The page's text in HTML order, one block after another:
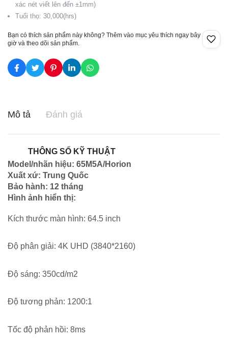
xác nét viết lên đến ±1mm)
Tuổi thọ: 30,000(hrs)
Bạn có thích sản phẩm này không? Thêm vào mục yêu thích ngay bây
giờ và theo dõi sản phẩm.
Mô tả Đánh giá
THÔNG SỐ KỸ THUẬT
Model/nhãn hiệu: 65M5A/Horion
Xuất xứ: Trung Quốc
Bảo hành: 12 tháng
Hình ảnh hiển thị:
Kích thước màn hình: 64.5 inch
Độ phân giải: 4K UHD (3840*2160)
Độ sáng: 350cd/m2
Độ tương phản: 1200:1
Tốc độ phản hồi: 8ms